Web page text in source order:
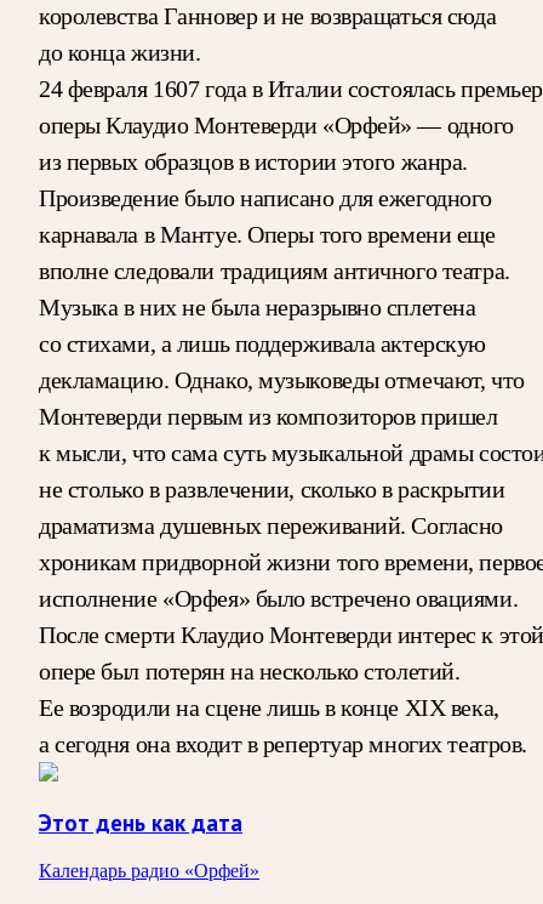
королевства Ганновер и не возвращаться сюда
до конца жизни.
24 февраля 1607 года в Италии состоялась
оперы Клаудио Монтеверди «Орфей» — одного
из первых образцов в истории этого жанра.
Произведение было написано для ежегодного
карнавала в Мантуе. Оперы того времени еще
вполне следовали традициям античного театра.
Музыка в них не была неразрывно сплетена
со стихами, а лишь поддерживала актерскую
декламацию. Однако, музыковеды отмечают, что
Монтеверди первым из композиторов пришел
к мысли, что сама суть музыкальной драмы
не столько в развлечении, сколько в раскрытии
драматизма душевных переживаний. Согласно
хроникам придворной жизни того времени,
исполнение «Орфея» было встречено овациями.
После смерти Клаудио Монтеверди интерес к этой
опере был потерян на несколько столетий.
Ее возродили на сцене лишь в конце XIX века,
а сегодня она входит в репертуар многих театров.
Этот день как дата
Календарь радио «Орфей»